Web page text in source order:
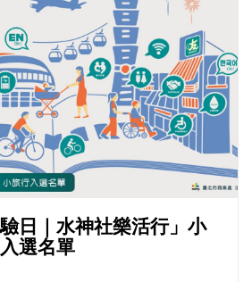
驗日｜水神社樂活行」小
選名單